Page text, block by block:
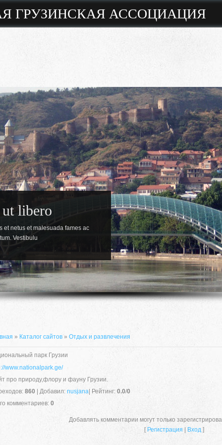
ГРУЗИНСКАЯ АССОЦИАЦИЯ
libero
et netus et malesuada fames ac
Vestibulu
Pellentesque nec tristique nunc.
» Каталог сайтов » Отдых и развлечения
парк Грузии
www.nationalpark.ge/
про природу,флору и фауну Грузии.
: 860 Добавил: nusjana Рейтинг: 0.0/0
комментариев: 0
Добавлять комментарии могут только
[ Регистрация Вход ]